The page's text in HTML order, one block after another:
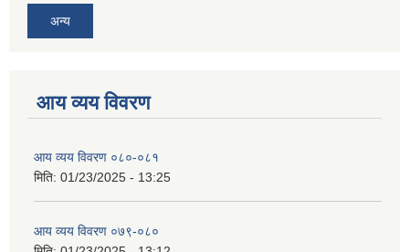
अन्य
आय व्यय विवरण
आय व्यय विवरण ०८०-०८१
मिति: 01/23/2025 - 13:25
आय व्यय विवरण ०७९-०८०